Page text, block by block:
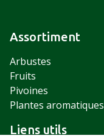
Assortiment
Arbustes
Fruits
Pivoines
Plantes aromatiques
Liens utils